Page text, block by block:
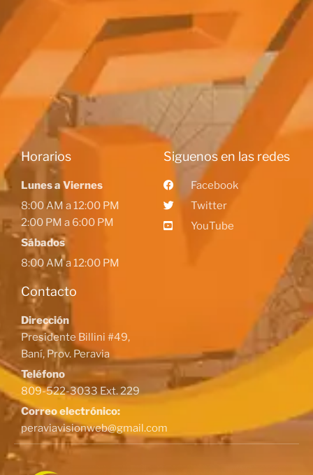
Horarios
Lunes a Viernes
8:00 AM a 12:00 PM
2:00 PM a 6:00 PM
Sábados
8:00 AM a 12:00 PM
Contacto
Dirección
Presidente Billini #49,
Baní, Prov. Peravia
Teléfono
809-522-3033 Ext. 229
Correo electrónico:
peraviavisionweb@gmail.com
Siguenos en las redes
Facebook
Twitter
YouTube